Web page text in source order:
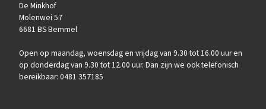
De Minkhof
Molenwei 57
6681 BS Bemmel
Open op maandag, woensdag en vrijdag van 9.30 tot 16.00 uur en
op donderdag van 9.30 tot 12.00 uur. Dan zijn we ook telefonisch
bereikbaar: 0481 357185